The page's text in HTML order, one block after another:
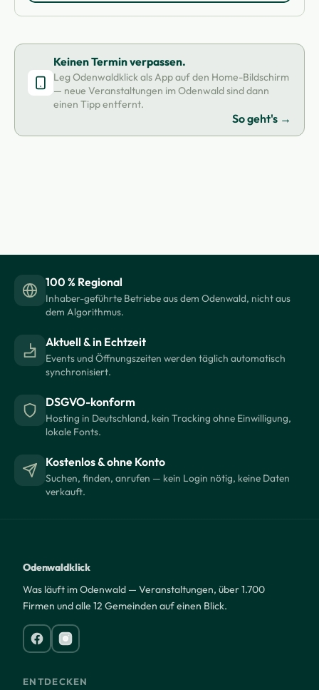
Keinen Termin verpassen.
Leg Odenwaldklick als App auf den Home-Bildschirm
— neue Veranstaltungen im Odenwald sind dann
einen Tipp entfernt.
So geht's →
100 % Regional
Inhaber-geführte Betriebe aus dem Odenwald, nicht aus
dem Algorithmus.
Aktuell & in Echtzeit
Events und Öffnungszeiten werden täglich automatisch
synchronisiert.
DSGVO-konform
Hosting in Deutschland, kein Tracking ohne Einwilligung,
lokale Fonts.
Kostenlos & ohne Konto
Suchen, finden, anrufen — kein Login nötig, keine Daten
verkauft.
Odenwaldklick
Was läuft im Odenwald — Veranstaltungen, über 1.700
Firmen und alle 12 Gemeinden auf einen Blick.
ENTDECKEN